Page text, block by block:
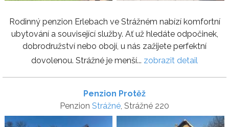
Rodinný penzion Erlebach ve Strážném nabízí komfortní
ubytování a související služby. Ať už hledáte odpočinek,
dobrodružství nebo obojí, u nás zažijete perfektní
dovolenou. Strážné je menší... zobrazit detail
Penzion Protěž
Penzion Strážné, Strážné 220